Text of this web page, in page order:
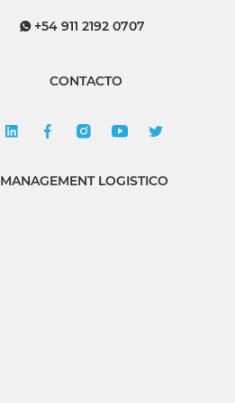
+54 911 2192 0707
CONTACTO
MANAGEMENT LOGISTICO